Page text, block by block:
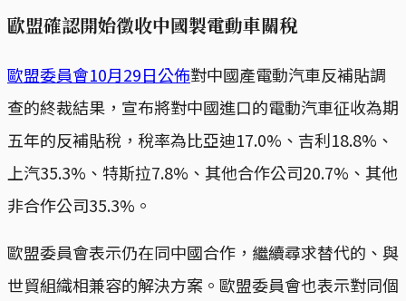
歐盟確認開始徵收中國製電動車關稅
歐盟委員會10月29日公佈對中國產電動汽車反補貼調
查的終裁結果，宣布將對中國進口的電動汽車征收為期
五年的反補貼稅，稅率為比亞迪17.0%、吉利18.8%、
上汽35.3%、特斯拉7.8%、其他合作公司20.7%、其他
非合作公司35.3%。
歐盟委員會表示仍在同中國合作，繼續尋求替代的、與
世貿組織相兼容的解決方案。歐盟委員會也表示對同個